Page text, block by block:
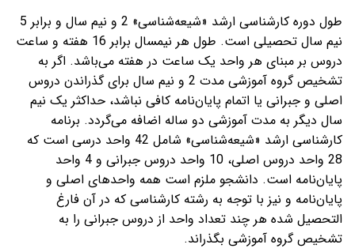
طول دوره کارشناسی ارشد «شیعه‌شناسی» 2 و نیم سال و برابر 5
نیم سال تحصیلی است. طول هر نیمسال برابر 16 هفته و ساعت
دروس بر مبنای هر واحد یک ساعت در هفته می‌باشد. اگر به
تشخیص گروه آموزشی مدت 2 و نیم سال برای گذراندن دروس
اصلی و جبرانی یا اتمام پایان‌نامه کافی نباشد، حداکثر یک نیم
سال دیگر به مدت آموزشی دو ساله اضافه می‌گردد. برنامه
کارشناسی ارشد «شیعه‌شناسی» شامل 42 واحد درسی است که
28 واحد دروس اصلی، 10 واحد دروس جبرانی و 4 واحد
پایان‌نامه است. دانشجو ملزم است همه واحدهای اصلی و
پایان‌نامه و نیز با توجه به رشته کارشناسی که در آن فارغ
التحصیل شده هر چند تعداد واحد از دروس جبرانی را به
تشخیص گروه آموزشی بگذراند.